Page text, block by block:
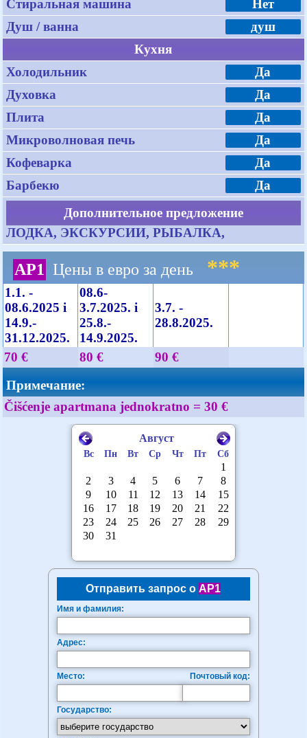
Стиральная машина
Нет
Душ / ванна
душ
Кухня
Холодильник
Да
Духовка
Да
Плита
Да
Микроволновая печь
Да
Кофеварка
Да
Барбекю
Да
Дополнительное предложение
ЛОДКА, ЭКСКУРСИИ, РЫБАЛКА,
AP1 Цены в евро за день ***
1.1. -
08.6.2025 i
14.9.-
31.12.2025.
08.6-
3.7.2025. i
25.8.-
14.9.2025.
3.7. -
28.8.2025.
70 € 80 €
90 €
Примечание:
Čišćenje apartmana jednokratno = 30 €
Отправить запрос оAP1
Имя и фамилия:
Адрес:
Место: Почтовый код:
Государство: